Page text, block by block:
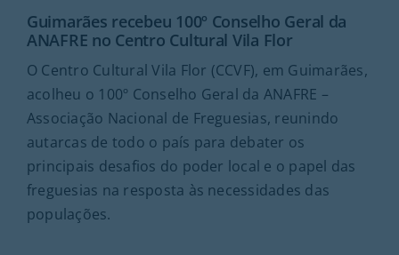
Guimarães recebeu 100º Conselho Geral da
ANAFRE no Centro Cultural Vila Flor
O Centro Cultural Vila Flor (CCVF), em Guimarães,
acolheu o 100º Conselho Geral da ANAFRE –
Associação Nacional de Freguesias, reunindo
autarcas de todo o país para debater os
principais desafios do poder local e o papel das
freguesias na resposta às necessidades das
populações.